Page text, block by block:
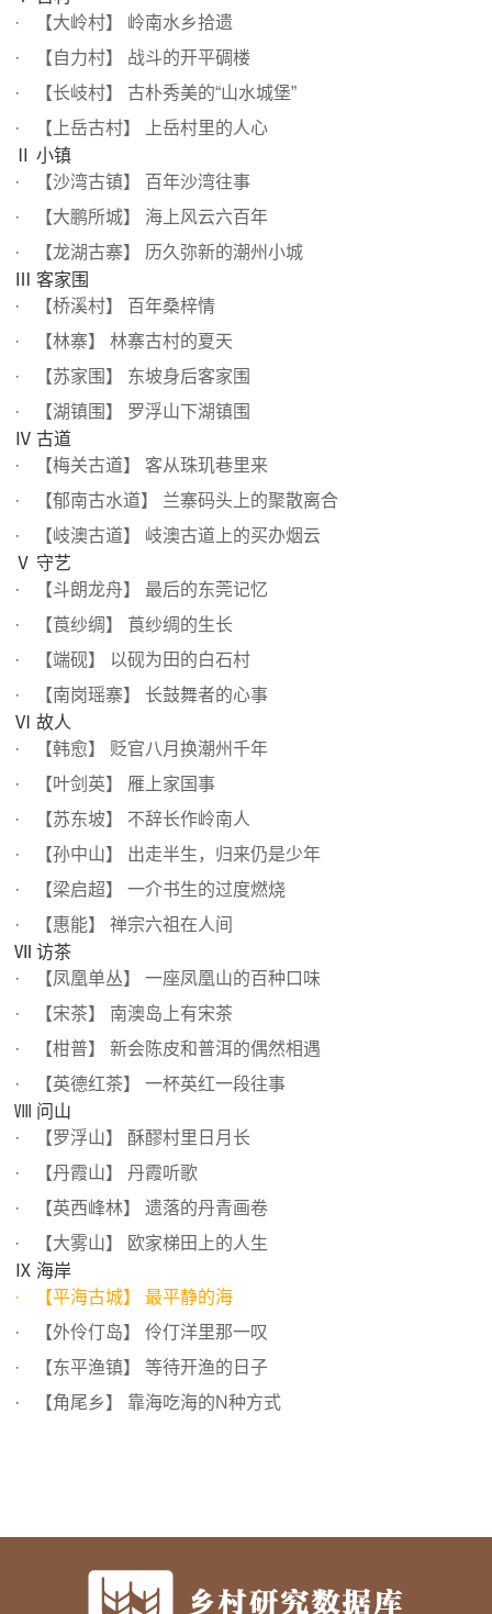
【大岭村】 岭南水乡拾遗
【自力村】 战斗的开平碉楼
【长岐村】 古朴秀美的“山水城堡”
【上岳古村】 上岳村里的人心
Ⅱ 小镇
【沙湾古镇】 百年沙湾往事
【大鹏所城】 海上风云六百年
【龙湖古寨】 历久弥新的潮州小城
Ⅲ 客家围
【桥溪村】 百年桑梓情
【林寨】 林寨古村的夏天
【苏家围】 东坡身后客家围
【湖镇围】 罗浮山下湖镇围
Ⅳ 古道
【梅关古道】 客从珠玑巷里来
【郁南古水道】 兰寨码头上的聚散离合
【岐澳古道】 岐澳古道上的买办烟云
Ⅴ 守艺
【斗朗龙舟】 最后的东莞记忆
【莨纱绸】 莨纱绸的生长
【端砚】 以砚为田的白石村
【南岗瑶寨】 长鼓舞者的心事
Ⅵ 故人
【韩愈】 贬官八月换潮州千年
【叶剑英】 雁上家国事
【苏东坡】 不辞长作岭南人
【孙中山】 出走半生，归来仍是少年
【梁启超】 一介书生的过度燃烧
【惠能】 禅宗六祖在人间
Ⅶ 访茶
【凤凰单丛】 一座凤凰山的百种口味
【宋茶】 南澳岛上有宋茶
【柑普】 新会陈皮和普洱的偶然相遇
【英德红茶】 一杯英红一段往事
Ⅷ 问山
【罗浮山】 酥醪村里日月长
【丹霞山】 丹霞听歌
【英西峰林】 遗落的丹青画卷
【大雾山】 欧家梯田上的人生
Ⅸ 海岸
【平海古城】 最平静的海
【外伶仃岛】 伶仃洋里那一叹
【东平渔镇】 等待开渔的日子
【角尾乡】 靠海吃海的N种方式